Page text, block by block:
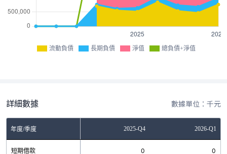
流動負債 長期負債 淨值 總負債+淨值
詳細數據 數據單位：千元
年度/季度 2025-Q4 2026-Q1
短期借款 0 0